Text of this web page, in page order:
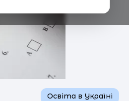
Освіта в Україні